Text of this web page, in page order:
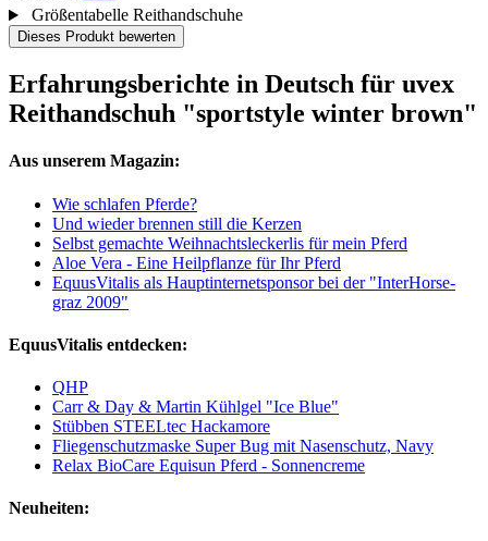
Größentabelle Reithandschuhe
Dieses Produkt bewerten
Erfahrungsberichte in Deutsch für uvex
Reithandschuh "sportstyle winter brown"
Aus unserem Magazin:
Wie schlafen Pferde?
Und wieder brennen still die Kerzen
Selbst gemachte Weihnachtsleckerlis für mein Pferd
Aloe Vera - Eine Heilpflanze für Ihr Pferd
EquusVitalis als Hauptinternetsponsor bei der "InterHorse-
graz 2009"
EquusVitalis entdecken:
QHP
Carr & Day & Martin Kühlgel "Ice Blue"
Stübben STEELtec Hackamore
Fliegenschutzmaske Super Bug mit Nasenschutz, Navy
Relax BioCare Equisun Pferd - Sonnencreme
Neuheiten: